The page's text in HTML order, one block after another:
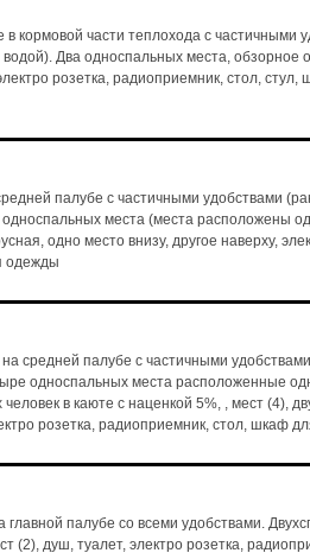
кормовой части теплохода с частичными
Два односпальных места, обзорное
розетка, радиоприемник, стол, стул,
палубе с частичными удобствами
места (места расположены
одно место внизу, другое наверху,
одежды
средней палубе с частичными
односпальных места расположенные
в каюте с наценкой 5%, , мест (4),
розетка, радиоприемник, стол, шкаф
палубе со всеми удобствами.
(2), душ, туалет, электро розетка,